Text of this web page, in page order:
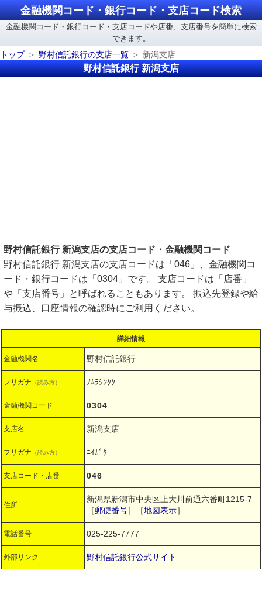
金融機関コード・銀行コード・支店コード検索
金融機関コード・銀行コード・支店コードや店番、支店番号を簡単に検索
できます。
トップ
野村信託銀行の支店一覧 新潟支店
野村信託銀行 新潟支店
野村信託銀行 新潟支店の支店コード・金融機関コード
野村信託銀行 新潟支店の支店コードは「046」、金融機関コ
ード・銀行コードは「0304」です。 支店コードは「店番」
や「支店番号」と呼ばれることもあります。 振込先登録や給
与振込、口座情報の確認時にご利用ください。
詳細情報
金融機関名 野村信託銀行
フリガナ （読み方） ﾉﾑﾗｼﾝﾀｸ
金融機関コード 0304
支店名 新潟支店
フリガナ （読み方） ﾆｲｶﾞﾀ
支店コード・店番 046
住所
新潟県新潟市中央区上大川前通六番町1215-7
［郵便番号］［地図表示］
電話番号 025-225-7777
外部リンク 野村信託銀行公式サイト